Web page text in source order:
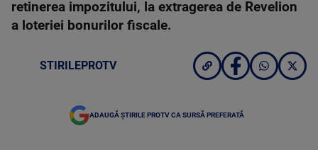
retinerea impozitului, la extragerea de Revelion
a loteriei bonurilor fiscale.
STIRILEPROTV
ADAUGĂ ȘTIRILE PROTV CA SURSĂ PREFERATĂ